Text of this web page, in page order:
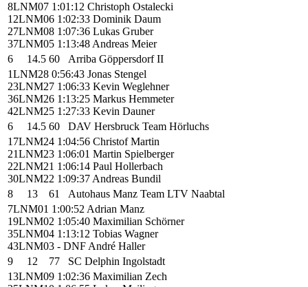
8LNM07 1:01:12 Christoph Ostalecki
12LNM06 1:02:33 Dominik Daum
27LNM08 1:07:36 Lukas Gruber
37LNM05 1:13:48 Andreas Meier
6
14.5 60
Arriba Göppersdorf II
1LNM28 0:56:43 Jonas Stengel
23LNM27 1:06:33 Kevin Weglehner
36LNM26 1:13:25 Markus Hemmeter
42LNM25 1:27:33 Kevin Dauner
6
14.5 60
DAV Hersbruck Team Hörluchs
17LNM24 1:04:56 Christof Martin
21LNM23 1:06:01 Martin Spielberger
22LNM21 1:06:14 Paul Hollerbach
30LNM22 1:09:37 Andreas Bundil
8
13 61
Autohaus Manz Team LTV Naabtal
7LNM01 1:00:52 Adrian Manz
19LNM02 1:05:40 Maximilian Schörner
35LNM04 1:13:12 Tobias Wagner
43LNM03 - DNF André Haller
9
12 77
SC Delphin Ingolstadt
13LNM09 1:02:36 Maximilian Zech